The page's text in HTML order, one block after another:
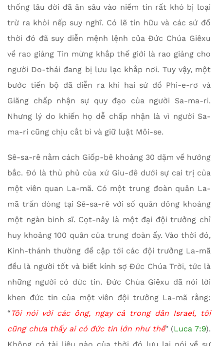
thống lâu đời đã ăn sâu vào niềm tin rất khó bị loại
trừ ra khỏi nếp suy nghĩ. Có lẽ tín hữu và các sứ đồ
thời đó đã suy diễn mệnh lệnh của Đức Chúa Giêxu
về rao giảng Tin mừng khắp thế giới là rao giảng cho
người Do-thái đang bị lưu lạc khắp nơi. Tuy vậy, một
bước tiến bộ đã diễn ra khi hai sứ đồ Phi-e-rơ và
Giăng chấp nhận sự quy đạo của người Sa-ma-ri.
Nhưng lý do khiến họ dễ chấp nhận là vì người Sa-
ma-ri cũng chịu cắt bì và giữ luật Môi-se.
Sê-sa-rê nằm cách Giốp-bê khoảng 30 dặm về hướng
bắc. Đó là thủ phủ của xứ Giu-đê dưới sự cai trị của
một viên quan La-mã. Có một trung đoàn quân La-
mã trấn đóng tại Sê-sa-rê với số quân đông khoảng
một ngàn binh sĩ. Cọt-nây là một đại đội trưởng chỉ
huy khoảng 100 quân của trung đoàn ấy. Vào thời đó,
Kinh-thánh thường đề cập tới các đội trưởng La-mã
đều là người tốt và biết kính sợ Đức Chúa Trời, tức là
những người có đức tin. Đức Chúa Giêxu đã nói lời
khen đức tin của một viên đội trưởng La-mã rằng:
“ Tôi nói với các ông, ngay cả trong dân Israel, tôi
cũng chưa thấy ai có đức tin lớn như thế” (Luca 7:9).